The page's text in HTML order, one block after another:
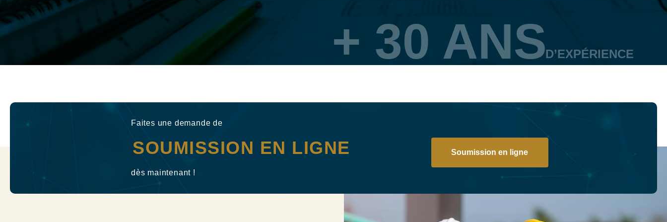
+ 30 ANSD’EXPÉRIENCE
Faites une demande de
SOUMISSION EN LIGNE
dès maintenant !
Soumission en ligne